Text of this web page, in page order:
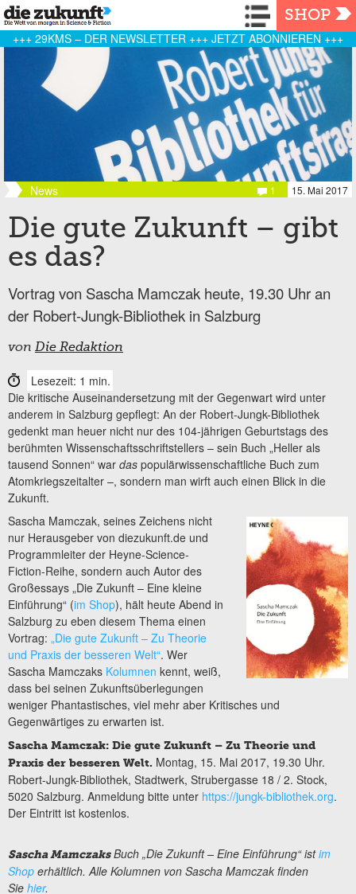
Navigation
SHOP
+++ 29KMS – DER NEWSLETTER +++ JETZT ABONNIEREN +++
News 15. Mai 2017
1
Die gute Zukunft – gibt
es das?
Vortrag von Sascha Mamczak heute, 19.30 Uhr an
der Robert-Jungk-Bibliothek in Salzburg
von Die Redaktion
Lesezeit: 1 min.
Die kritische Auseinandersetzung mit der Gegenwart wird unter
anderem in Salzburg gepflegt: An der Robert-Jungk-Bibliothek
gedenkt man heuer nicht nur des 104-jährigen Geburtstags des
berühmten Wissenschaftsschriftstellers – sein Buch „Heller als
tausend Sonnen“ war das populärwissenschaftliche Buch zum
Atomkriegszeitalter –, sondern man wirft auch einen Blick in die
Zukunft.
Sascha Mamczak, seines Zeichens nicht
nur Herausgeber von diezukunft.de und
Programmleiter der Heyne-Science-
Fiction-Reihe, sondern auch Autor des
Großessays „Die Zukunft – Eine kleine
Einführung“ (im Shop), hält heute Abend in
Salzburg zu eben diesem Thema einen
Vortrag: „Die gute Zukunft – Zu Theorie
und Praxis der besseren Welt“. Wer
Sascha Mamczaks Kolumnen kennt, weiß,
dass bei seinen Zukunftsüberlegungen
weniger Phantastisches, viel mehr aber Kritisches und
Gegenwärtiges zu erwarten ist.
Sascha Mamczak: Die gute Zukunft – Zu Theorie und
Praxis der besseren Welt. Montag, 15. Mai 2017, 19.30 Uhr.
Robert-Jungk-Bibliothek, Stadtwerk, Strubergasse 18 / 2. Stock,
5020 Salzburg. Anmeldung bitte unter https://jungk-bibliothek.org.
Der Eintritt ist kostenlos.
Sascha MamczaksBuch „Die Zukunft – Eine Einführung“ istim
Shop erhältlich. Alle Kolumnen von Sascha Mamczak finden
Sie hier.